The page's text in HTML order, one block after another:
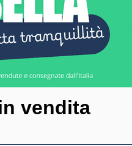
vendita